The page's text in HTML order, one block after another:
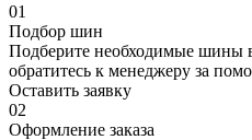
01
Подбор шин
Подберите необходимые шины
обратитесь к менеджеру за
Оставить заявку
02
Оформление заказа